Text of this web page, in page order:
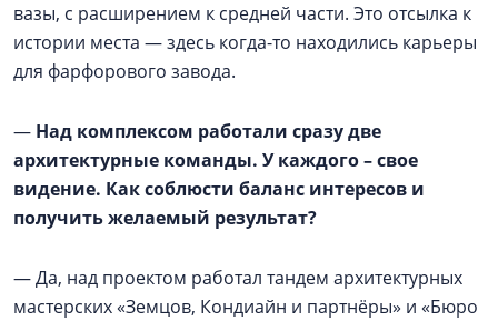
вазы, с расширением к средней части. Это отсылка к
истории места — здесь когда-то находились карьеры
для фарфорового завода.
— Над комплексом работали сразу две
архитектурные команды. У каждого – свое
видение. Как соблюсти баланс интересов и
получить желаемый результат?
— Да, над проектом работал тандем архитектурных
мастерских «Земцов, Кондиайн и партнёры» и «Бюро